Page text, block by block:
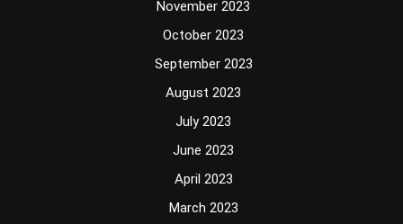
November 2023
October 2023
September 2023
August 2023
July 2023
June 2023
April 2023
March 2023